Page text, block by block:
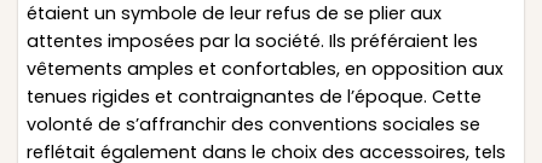
étaient un symbole de leur refus de se plier aux
attentes imposées par la société. Ils préféraient les
vêtements amples et confortables, en opposition aux
tenues rigides et contraignantes de l’époque. Cette
volonté de s’affranchir des conventions sociales se
reflétait également dans le choix des accessoires, tels